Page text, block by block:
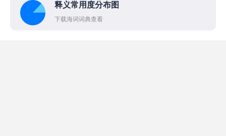
释义常用度分布图
下载海词词典查看